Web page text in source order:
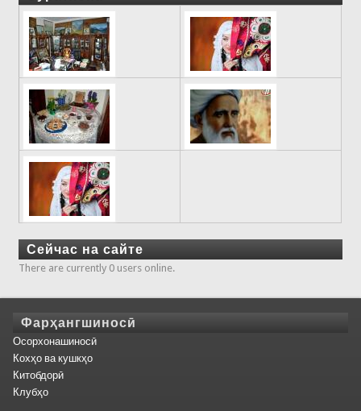
Сейчас на сайте
There are currently 0 users online.
Фарҳангшиносӣ
Осорхонашиносӣ
Кохҳо ва кушкҳо
Китобдорӣ
Клубҳо